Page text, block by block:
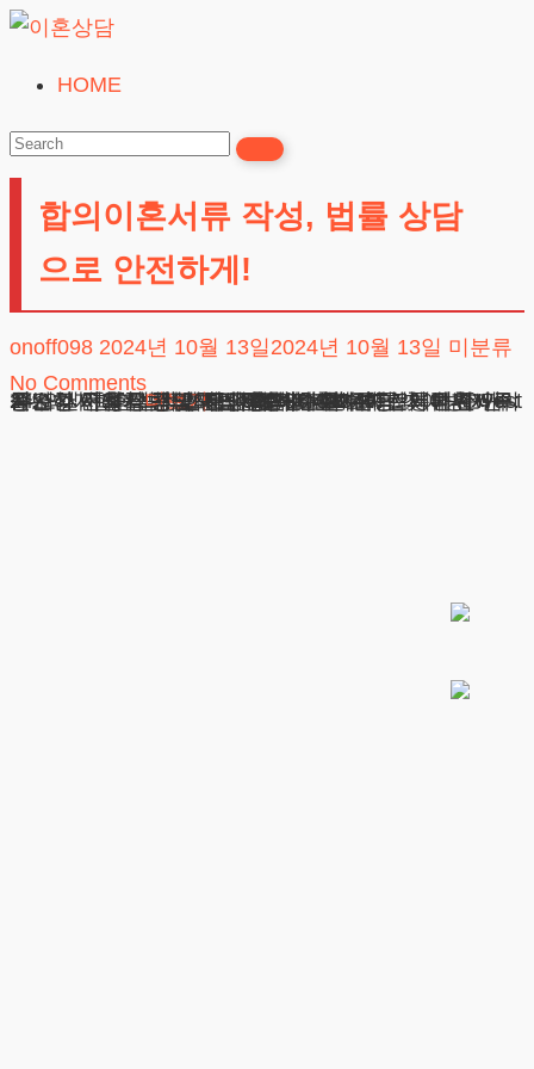
Skip
content
혼
상
HOME
합의이혼서류 작성, 법률 상담
으로 안전하게!
onoff098 2024년 10월 13일 2024년 10월 13일 미분류
No Comments
24시간 전화상담 및 채팅상담 바로가기 합의이혼서류: 원만한 이혼 절차의 시작 합의이혼서류의 첫 번째 단계: 의사 합의 법적으로 주의해야 할 사항: 서류 준비의 중요성 사례를 통해 본 이혼의 현실: 갈등의 예방 자주 묻는 질문: 현실적인 궁금증 해소 변호사로서의 조언: 실수하지 않기더보기
상호 : 법무법인 테헤란
사업자 : 589-86-01340
대표자 : 이수학
주소 : 서울시 강남구 테헤란로 420, KT선릉타워West 9층
광고책임변호사 : 이수학